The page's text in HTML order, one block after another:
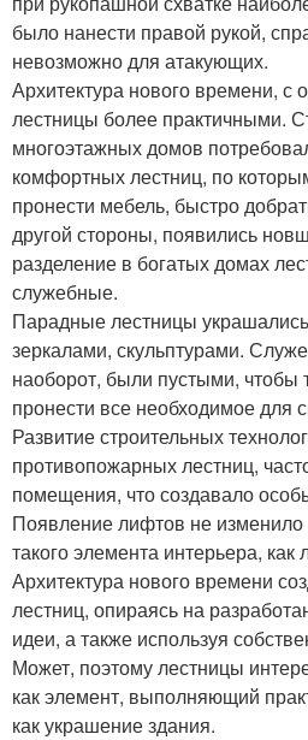
было нанести правой рукой,
невозможно для атакующих.
Архитектура нового времени, с
лестницы более практичными.
многоэтажных домов
комфортных лестниц, по
пронести мебель, быстро
другой стороны, появились
разделение в богатых домах
служебные.
Парадные лестницы
зеркалами, скульптурами.
наоборот, были пустыми,
пронести все необходимое для
Развитие строительных
противопожарных лестниц,
помещения, что создавало
Появление лифтов не изменило
такого элемента интерьера, как
Архитектура нового времени
лестниц, опираясь на
идеи, а также используя
Может, поэтому лестницы
как элемент, выполняющий
как украшение здания.